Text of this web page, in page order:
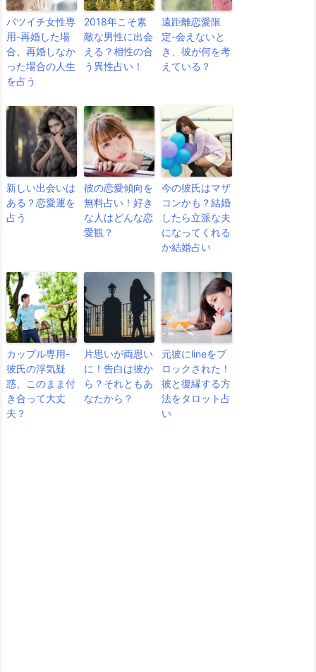
バツイチ女性専
用-再婚した場
合、再婚しなか
った場合の人生
を占う
2018年こそ素
敵な男性に出会
える？相性の合
う異性占い！
遠距離恋愛限
定-会えないと
き、彼が何を考
えている？
新しい出会いは
ある？恋愛運を
占う
彼の恋愛傾向を
無料占い！好き
な人はどんな恋
愛観？
今の彼氏はマザ
コンかも？結婚
したら立派な夫
になってくれる
か結婚占い
カップル専用-
彼氏の浮気疑
惑、このまま付
き合って大丈
夫？
片思いが両思い
に！告白は彼か
ら？それともあ
なたから？
元彼にlineをブ
ロックされた！
彼と復縁する方
法をタロット占
い